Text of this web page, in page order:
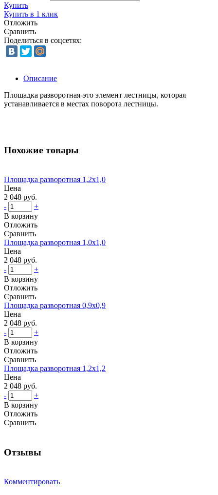
Купить
Купить в 1 клик
Отложить
Сравнить
Поделиться в соцсетях:
Описание
Площадка разворотная-это элемент лестницы, которая
устанавливается в местах поворота лестницы.
Похожие товары
Площадка разворотная 1,2x1,0
Цена
2 048 руб.
-
+
В корзину
Отложить
Сравнить
Площадка разворотная 1,0x1,0
Цена
2 048 руб.
-
+
В корзину
Отложить
Сравнить
Площадка разворотная 0,9x0,9
Цена
2 048 руб.
-
+
В корзину
Отложить
Сравнить
Площадка разворотная 1,2x1,2
Цена
2 048 руб.
-
+
В корзину
Отложить
Сравнить
Отзывы
Комментировать